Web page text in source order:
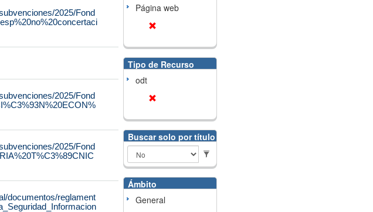
2025/Fond
2025/Fond
2025/Fond
documentos/reglament
Página web
Tipo de Recurso
odt
Buscar solo por título
Ámbito
General